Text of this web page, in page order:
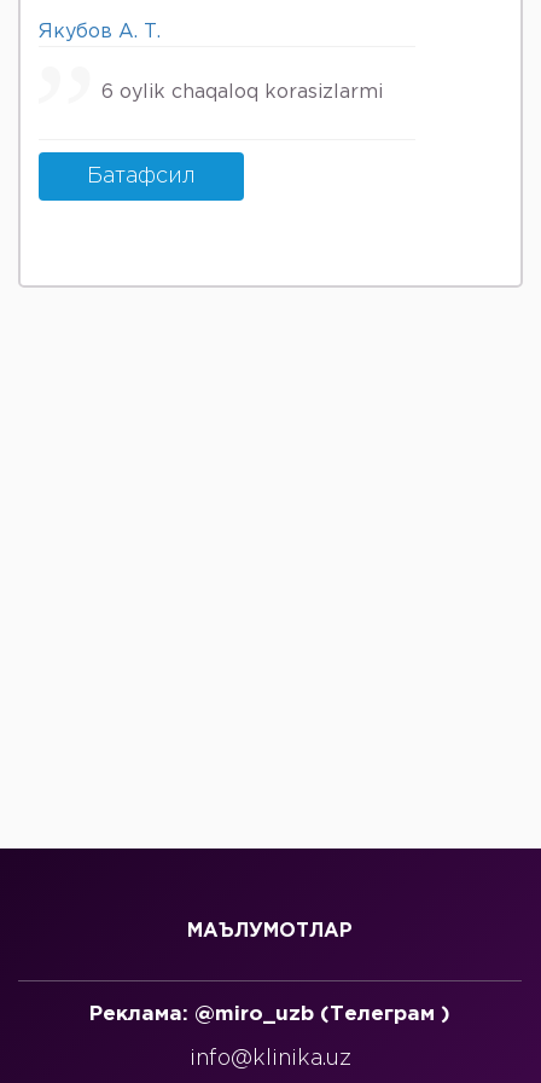
Якубов А. Т.
6 oylik chaqaloq korasizlarmi
Батафсил
МАЪЛУМОТЛАР
Реклама: @miro_uzb (Телеграм )
info@klinika.uz